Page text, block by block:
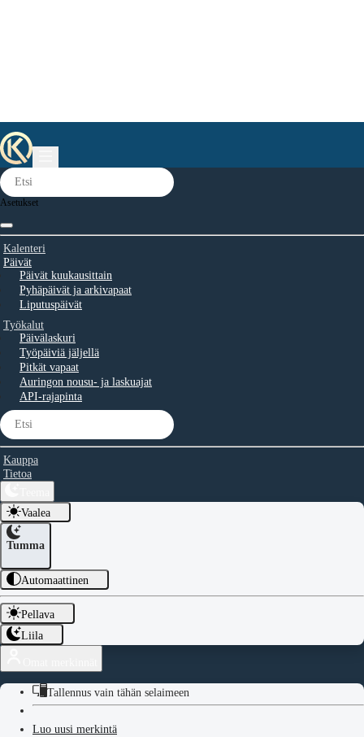
Asetukset
Kalenteri
Päivät
Päivät kuukausittain
Pyhäpäivät ja arkivapaat
Liputuspäivät
Työkalut
Päivälaskuri
Työpäiviä jäljellä
Pitkät vapaat
Auringon nousu- ja laskuajat
API-rajapinta
Kauppa
Tietoa
Vaalea
Tumma
Automaattinen
Pellava
Liila
Tallennus vain tähän selaimeen
Luo uusi merkintä